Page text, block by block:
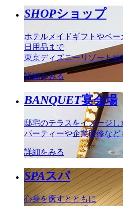
SHOPショップ
ホテルメイドギフトやベー
日用品まで
東京ディズニーリゾート®
詳細をみる
BANQUET宴会場
邸宅のテラスをイメージし
パーティーや企業研修など
詳細をみる
SPAスパ
心身を癒すとともに